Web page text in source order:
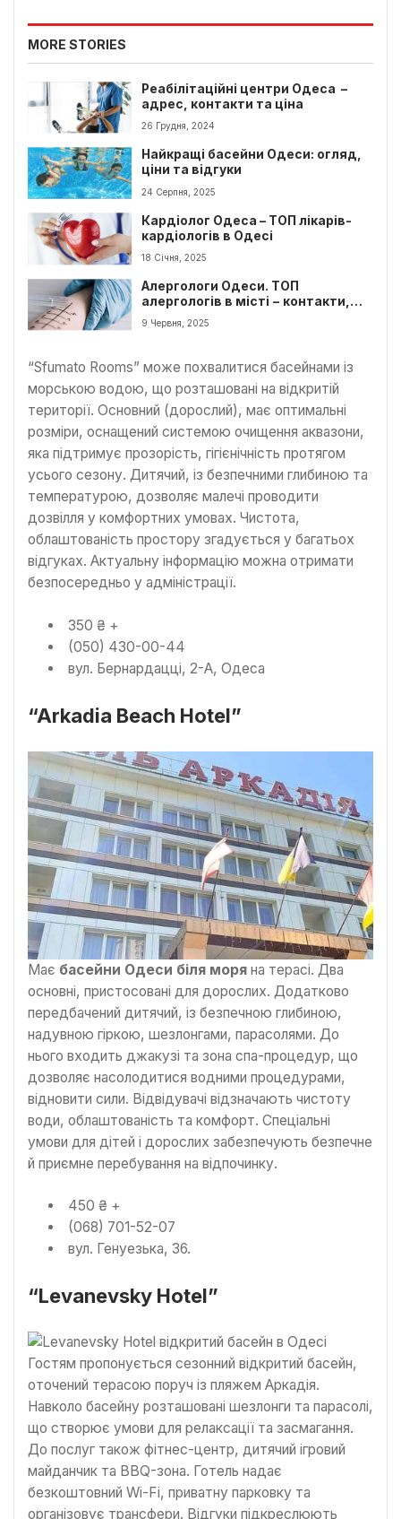
MORE STORIES
Реабілітаційні центри Одеса –
адрес, контакти та ціна
26 Грудня, 2024
Найкращі басейни Одеси: огляд,
ціни та відгуки
24 Серпня, 2025
Кардіолог Одеса – ТОП лікарів-
кардіологів в Одесі
18 Січня, 2025
Алергологи Одеси. ТОП
алергологів в місті − контакти,
відгуки
9 Червня, 2025
“Sfumato Rooms” може похвалитися басейнами із
морською водою, що розташовані на відкритій
території. Основний (дорослий), має оптимальні
розміри, оснащений системою очищення аквазони,
яка підтримує прозорість, гігієнічність протягом
усього сезону. Дитячий, із безпечними глибиною та
температурою, дозволяє малечі проводити
дозвілля у комфортних умовах. Чистота,
облаштованість простору згадується у багатьох
відгуках. Актуальну інформацію можна отримати
безпосередньо у адміністрації.
350 ₴ +
(050) 430-00-44
вул. Бернардацці, 2-А, Одеса
“Arkadia Beach Hotel”
Має басейни Одеси біля моря на терасі. Два
основні, пристосовані для дорослих. Додатково
передбачений дитячий, із безпечною глибиною,
надувною гіркою, шезлонгами, парасолями. До
нього входить джакузі та зона спа-процедур, що
дозволяє насолодитися водними процедурами,
відновити сили. Відвідувачі відзначають чистоту
води, облаштованість та комфорт. Спеціальні
умови для дітей і дорослих забезпечують безпечне
й приємне перебування на відпочинку.
450 ₴ +
(068) 701-52-07
вул. Генуезька, 36.
“Levanevsky Hotel”
Гостям пропонується сезонний відкритий басейн,
оточений терасою поруч із пляжем Аркадія.
Навколо басейну розташовані шезлонги та парасолі,
що створює умови для релаксації та засмагання.
До послуг також фітнес-центр, дитячий ігровий
майданчик та BBQ-зона. Готель надає
безкоштовний Wi-Fi, приватну парковку та
організовує трансфери. Відгуки підкреслюють